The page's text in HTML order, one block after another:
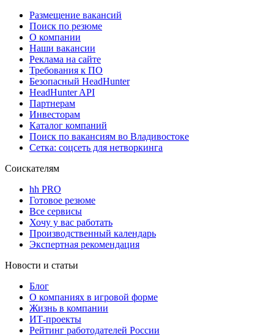
Размещение вакансий
Поиск по резюме
О компании
Наши вакансии
Реклама на сайте
Требования к ПО
Безопасный HeadHunter
HeadHunter API
Партнерам
Инвесторам
Каталог компаний
Поиск по вакансиям во Владивостоке
Сетка: соцсеть для нетворкинга
Соискателям
hh PRO
Готовое резюме
Все сервисы
Хочу у вас работать
Производственный календарь
Экспертная рекомендация
Новости и статьи
Блог
О компаниях в игровой форме
Жизнь в компании
ИТ-проекты
Рейтинг работодателей России